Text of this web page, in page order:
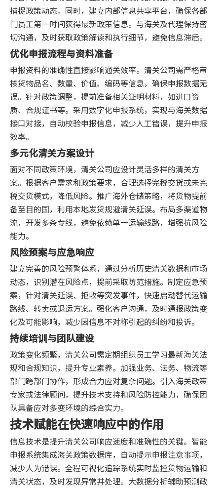
捕捉政策动态。同时，建立内部信息共享平台，确保各部
门员工第一时间获得最新政策信息。与海关及代理保持密
切沟通，及时获取政策解读和执行细节，避免信息滞后。
优化申报流程与资料准备
申报资料的准确性直接影响通关效率。清关公司需严格审
核货物品名、数量、价值、编码等信息，确保申报数据无
误。针对政策调整，提前准备相关证明材料，如进口资
质、合规证书等。采用数字化申报系统，实现与海关数据
接口对接，自动校验申报信息，减少人工错误，提升申报
效率。
多元化清关方案设计
面对不同政策环境，清关公司应设计灵活多样的清关方
案。根据客户需求和政策要求，合理选择完税交货或未完
税交货模式，降低风险。推广海外仓储策略，将货物提前
备至目的国，利用本地发货规避清关延误。布局多渠道物
流，开发多条专线，避免依赖单一运输线路，增强抗风险
能力。
风险预案与应急响应
建立完善的风险预警体系，通过分析历史清关数据和市场
动态，识别潜在风险点，提前采取防范措施。制定应急预
案，针对清关延误、拒收等突发事件，快速启动替代运输
路线、转卖或退运方案。强化客户沟通，及时通报政策变
化及可能影响，减少因信息不对称引起的纠纷和投诉。
持续培训与团队建设
政策变化频繁，清关公司需定期组织员工学习最新海关法
规和合规知识，提升专业素养。加强业务、法务、物流等
部门跨部门协作，形成合力应对复杂问题。引入海关政策
专家或法律顾问，提升技术支持和风险防控能力，确保团
队具备应对多变环境的综合实力。
技术赋能在快速响应中的作用
信息技术是提升清关公司响应速度和准确性的关键。智能
申报系统集成海关政策数据库，自动提示申报注意事项，
减少人为错误。全程可视化追踪系统实时监控货物运输和
清关状态，及时发现异常并处理。大数据分析辅助预测政